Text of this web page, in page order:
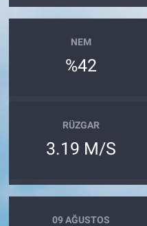
NEM
%42
RÜZGAR
3.19 M/S
09 AĞUSTOS